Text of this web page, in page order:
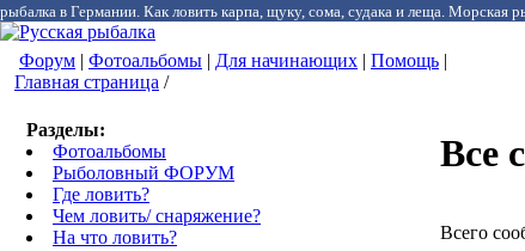
рыбалка в Германии. Как ловить карпа, щуку, сома, судака и леща. Морская
Форум | Фотоальбомы | Для начинающих | Помощь |
Главная страница /
Разделы:
Фотоальбомы
Рыболовный ФОРУМ
Где ловить?
Чем ловить/ снаряжение?
На что ловить?
Все
Всего